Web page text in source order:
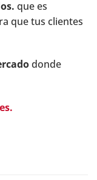
que es
que tus clientes
donde